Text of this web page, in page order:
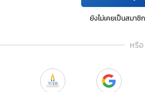
ยังไม่เคยเป็นสมาชิก
หรือ